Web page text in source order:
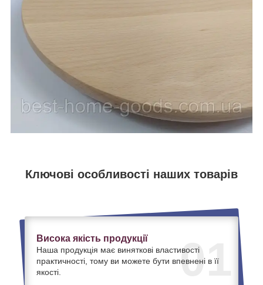
Ключові особливості наших товарів
01
Висока якість продукції
Наша продукція має виняткові властивості
практичності, тому ви можете бути впевнені в її
якості.